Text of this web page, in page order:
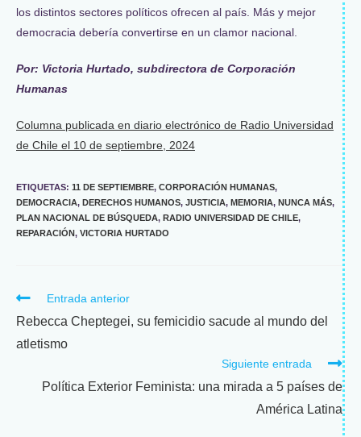
los distintos sectores políticos ofrecen al país. Más y mejor
democracia debería convertirse en un clamor nacional.
Por: Victoria Hurtado, subdirectora de Corporación
Humanas
Columna publicada en diario electrónico de Radio Universidad
de Chile el 10 de septiembre, 2024
ETIQUETAS: 11 DE SEPTIEMBRE, CORPORACIÓN HUMANAS,
DEMOCRACIA, DERECHOS HUMANOS, JUSTICIA, MEMORIA, NUNCA MÁS,
PLAN NACIONAL DE BÚSQUEDA, RADIO UNIVERSIDAD DE CHILE,
REPARACIÓN, VICTORIA HURTADO
Entrada anterior
Rebecca Cheptegei, su femicidio sacude al mundo del
atletismo
Siguiente entrada
Política Exterior Feminista: una mirada a 5 países de
América Latina